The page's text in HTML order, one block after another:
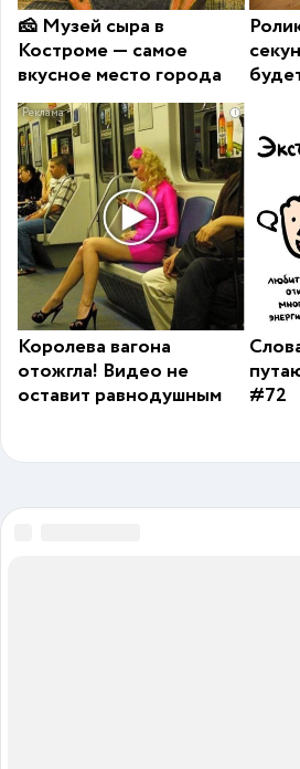
🧀 Музей сыра в
Костроме — самое
вкусное место города
i
Королева вагона
отожгла! Видео не
оставит равнодушным
#72